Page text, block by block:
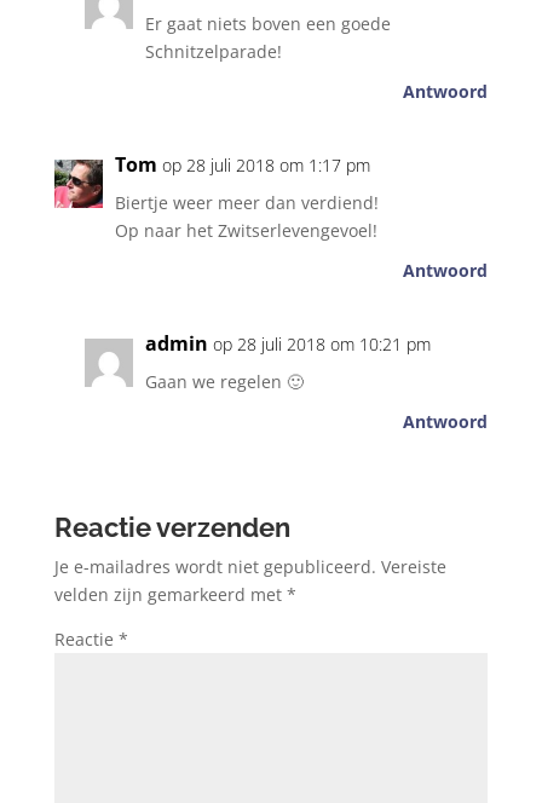
Er gaat niets boven een goede
Schnitzelparade!
Antwoord
Tom op 28 juli 2018 om 1:17 pm
Biertje weer meer dan verdiend!
Op naar het Zwitserlevengevoel!
Antwoord
admin op 28 juli 2018 om 10:21 pm
Gaan we regelen 🙂
Antwoord
Reactie verzenden
Je e-mailadres wordt niet gepubliceerd. Vereiste
velden zijn gemarkeerd met *
Reactie *